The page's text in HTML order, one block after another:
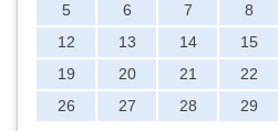
5
6 7 8
12
13 14 15
19
20 21 22
26
27 28 29